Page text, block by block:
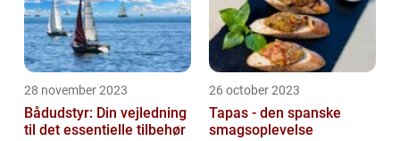
28 november 2023
Bådudstyr: Din vejledning
til det essentielle tilbehør
26 october 2023
Tapas - den spanske
smagsoplevelse